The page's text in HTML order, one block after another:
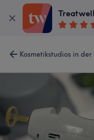
Treatwell
Kosmetikstudios in